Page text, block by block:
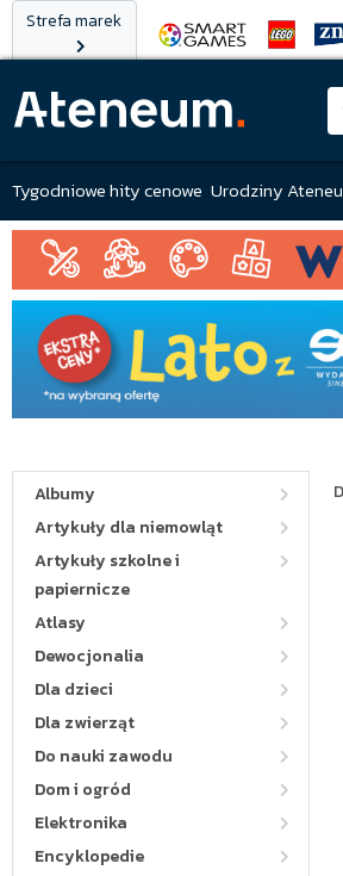
Strefa marek
Tygodniowe hity cenowe Urodziny
Albumy
Artykuły dla niemowląt
Artykuły szkolne i
papiernicze
Atlasy
Dewocjonalia
Dla dzieci
Dla zwierząt
Do nauki zawodu
Dom i ogród
Elektronika
Encyklopedie